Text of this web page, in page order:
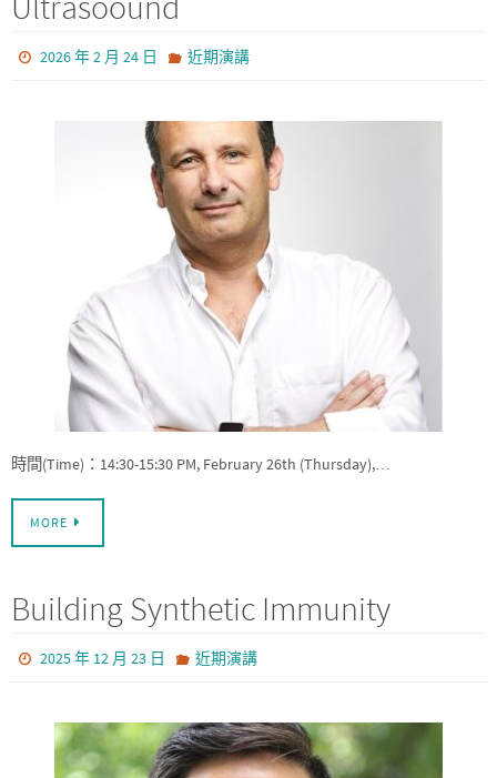
2026 年 2 月 24 日 近期演講
時間(Time)：14:30-15:30 PM, February 26th (Thursday),…
MORE
Building Synthetic Immunity
2025 年 12 月 23 日 近期演講